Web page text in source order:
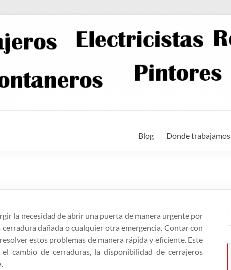
Blog Donde trabajamos
la necesidad de abrir una puerta de manera urgente por
dañada o cualquier otra emergencia. Contar con
estos problemas de manera rápida y eficiente. Este
cambio de cerraduras, la disponibilidad de cerrajeros